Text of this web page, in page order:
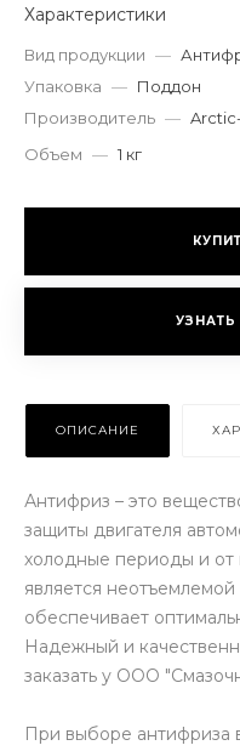
Характеристики
Вид продукции —
Упаковка — Поддон
Производитель —
Объем — 1 кг
ОПИСАНИЕ
Антифриз – это
защиты двигателя
холодные периоды и от
является
обеспечивает
Надежный и
заказать у ООО
При выборе антифриза